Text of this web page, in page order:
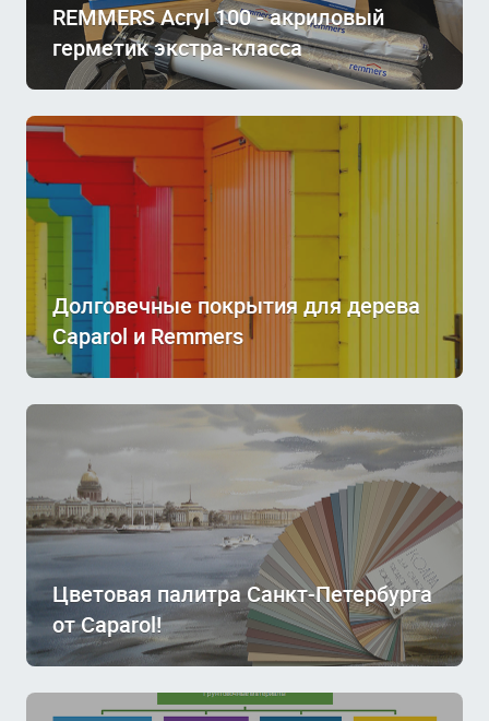
REMMERS Acryl 100 - акриловый
герметик экстра-класса
Долговечные покрытия для дерева
Caparol и Remmers
Цветовая палитра Санкт-Петербурга
от Caparol!